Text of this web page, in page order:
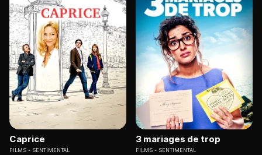
Caprice
FILMS SENTIMENTAL
3 mariages de trop
FILMS SENTIMENTAL